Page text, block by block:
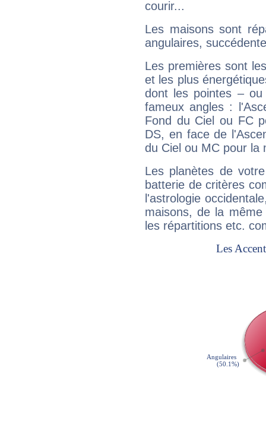
courir...
Les maisons sont
angulaires,
Les premières sont
et les plus
dont les pointes –
fameux angles :
Fond du Ciel ou FC
DS, en face de
du Ciel ou MC pour la
Les planètes de
batterie de critères
l'astrologie
maisons, de la
les répartitions etc.